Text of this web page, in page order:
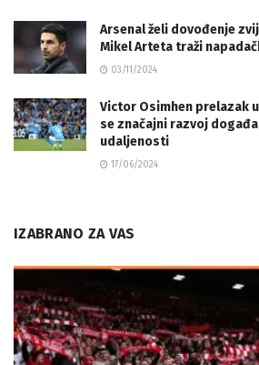
Arsenal želi dovođenje
Mikel Arteta traži
03/11/2024
Victor Osimhen prelazak
se značajni razvoj
udaljenosti
17/06/2024
IZABRANO ZA VAS